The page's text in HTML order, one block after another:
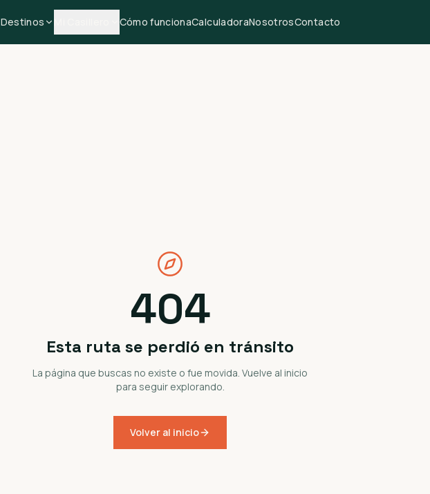
Destinos Cómo funcionaCalculadoraNosotrosContacto
404
Esta ruta se perdió en tránsito
La página que buscas no existe o fue movida. Vuelve al inicio
para seguir explorando.
Volver al inicio